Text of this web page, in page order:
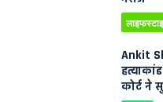
Ankit
कोर्ट ने